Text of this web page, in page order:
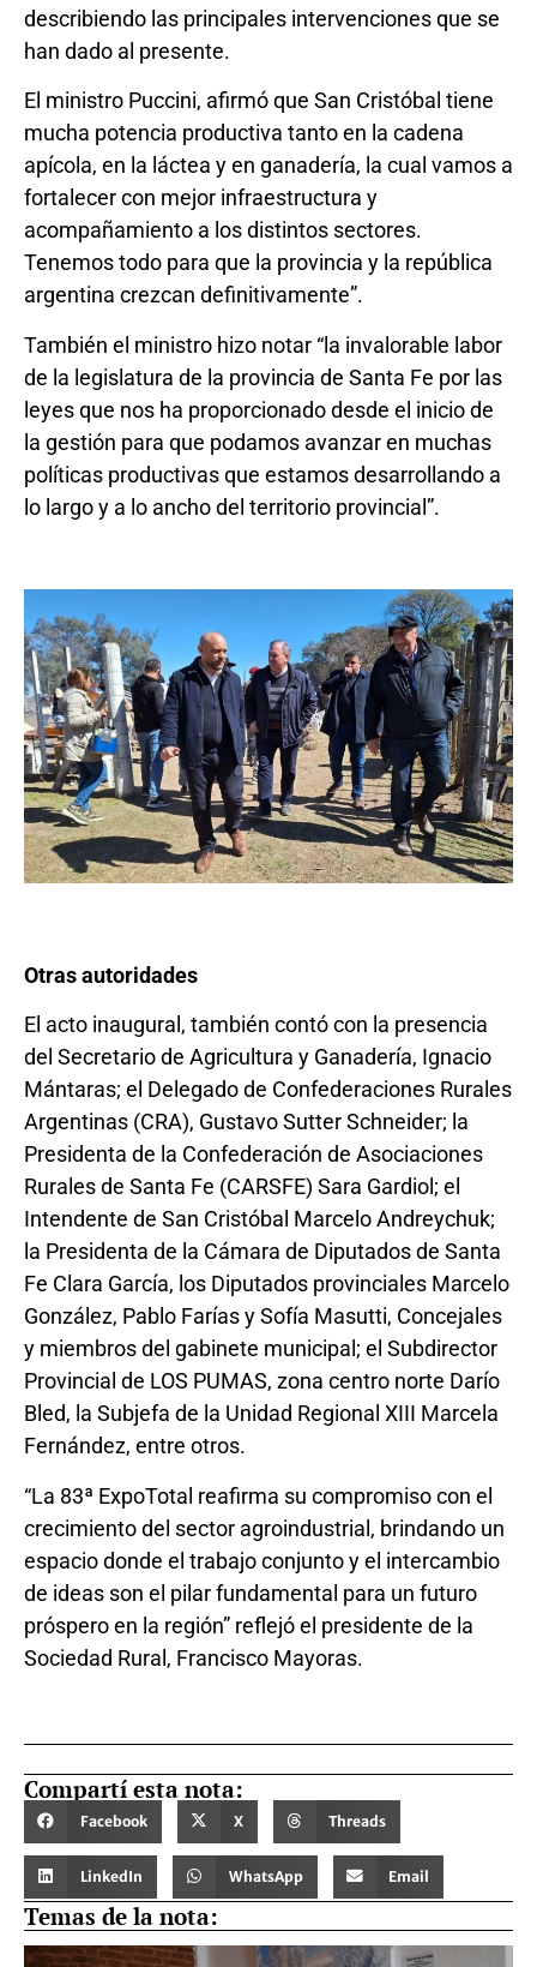
describiendo las principales intervenciones que se
han dado al presente.
El ministro Puccini, afirmó que San Cristóbal tiene
mucha potencia productiva tanto en la cadena
apícola, en la láctea y en ganadería, la cual vamos a
fortalecer con mejor infraestructura y
acompañamiento a los distintos sectores.
Tenemos todo para que la provincia y la república
argentina crezcan definitivamente”.
También el ministro hizo notar “la invalorable labor
de la legislatura de la provincia de Santa Fe por las
leyes que nos ha proporcionado desde el inicio de
la gestión para que podamos avanzar en muchas
políticas productivas que estamos desarrollando a
lo largo y a lo ancho del territorio provincial”.
Otras autoridades
El acto inaugural, también contó con la presencia
del Secretario de Agricultura y Ganadería, Ignacio
Mántaras; el Delegado de Confederaciones Rurales
Argentinas (CRA), Gustavo Sutter Schneider; la
Presidenta de la Confederación de Asociaciones
Rurales de Santa Fe (CARSFE) Sara Gardiol; el
Intendente de San Cristóbal Marcelo Andreychuk;
la Presidenta de la Cámara de Diputados de Santa
Fe Clara García, los Diputados provinciales Marcelo
González, Pablo Farías y Sofía Masutti, Concejales
y miembros del gabinete municipal; el Subdirector
Provincial de LOS PUMAS, zona centro norte Darío
Bled, la Subjefa de la Unidad Regional XIII Marcela
Fernández, entre otros.
“La 83ª ExpoTotal reafirma su compromiso con el
crecimiento del sector agroindustrial, brindando un
espacio donde el trabajo conjunto y el intercambio
de ideas son el pilar fundamental para un futuro
próspero en la región” reflejó el presidente de la
Sociedad Rural, Francisco Mayoras.
Compartí esta nota:
Facebook X Threads
LinkedIn WhatsApp Email
Temas de la nota: